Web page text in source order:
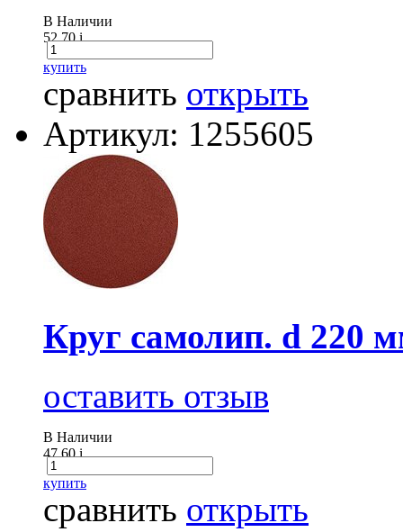
В Наличии
52.70i
купить
сравнить открыть
Артикул: 1255605
Круг самолип. d 220
оставить отзыв
В Наличии
47.60i
купить
сравнить открыть